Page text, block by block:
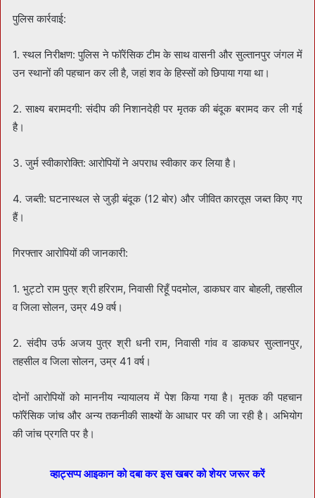
पुलिस कार्रवाई:
1. स्थल निरीक्षण: पुलिस ने फॉरेंसिक टीम के साथ वासनी और सुल्तानपुर जंगल में
उन स्थानों की पहचान कर ली है, जहां शव के हिस्सों को छिपाया गया था।
2. साक्ष्य बरामदगी: संदीप की निशानदेही पर मृतक की बंदूक बरामद कर ली गई
है।
3. जुर्म स्वीकारोक्ति: आरोपियों ने अपराध स्वीकार कर लिया है।
4. जब्ती: घटनास्थल से जुड़ी बंदूक (12 बोर) और जीवित कारतूस जब्त किए गए
हैं।
गिरफ्तार आरोपियों की जानकारी:
1. भुट्टो राम पुत्र श्री हरिराम, निवासी रिहूँ पदमोल, डाकघर वार बोहली, तहसील
व जिला सोलन, उम्र 49 वर्ष।
2. संदीप उर्फ अजय पुत्र श्री धनी राम, निवासी गांव व डाकघर सुल्तानपुर,
तहसील व जिला सोलन, उम्र 41 वर्ष।
दोनों आरोपियों को माननीय न्यायालय में पेश किया गया है। मृतक की पहचान
फॉरेंसिक जांच और अन्य तकनीकी साक्ष्यों के आधार पर की जा रही है। अभियोग
की जांच प्रगति पर है।
व्हाट्सप्प आइकान को दबा कर इस खबर को शेयर जरूर करें